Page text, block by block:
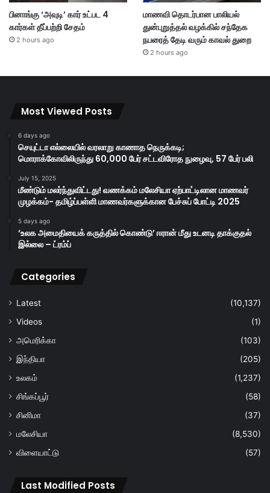
பினாங்கு ‘அவுடி’ கார் உட்பட 4
கார்கள் தீப்பற்றி சேதம்
2 hours ago
மாணவி தொடர்பான பாலியல்
துன்புறுத்தல் வழக்கில் சந்தேக
நபரைத் தேடி வரும் காவல் துறை
2 hours ago
Most Viewed Posts
6 days ago
செயுட்டா எல்லையில் வரலாறு காணாத நெருக்கடி;
மொராக்கோவிலிருந்து 60,000 பேர் சட்டவிரோத நுழைவு, 57 பேர் பலி
July 15, 2025
மீண்டும் மலர்ந்துவிட்டது! வணக்கம் மலேசியா ஏற்பாட்டிலான மாணவர்
முழக்கம்- தமிழ்ப்பள்ளி மாணவர்களுக்கான பேச்சுப் போட்டி 2025
5 days ago
‘உலக அமைதியைக் கருத்தில் கொண்டு’ ஈரான் மீது உடனடி தாக்குதல்
இல்லை – ட்ரம்ப்
Categories
Latest
(10,137)
Videos
(1)
அமெரிக்கா
(103)
இந்தியா
(205)
உலகம்
(1,237)
சிங்கப்பூர்
(58)
சினிமா
(37)
மலேசியா
(8,530)
விளையாட்டு
(57)
Last Modified Posts